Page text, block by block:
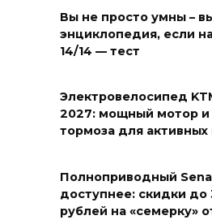
Вы не просто умны –
энциклопедия, если
14/14 — тест
Электровелосипед
2027: мощный мотор
тормоза для
Полноприводный
доступнее: скидки до
рублей на «семерку»